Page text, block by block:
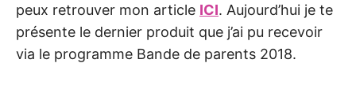
peux retrouver mon article ICI. Aujourd’hui je te
présente le dernier produit que j’ai pu recevoir
via le programme Bande de parents 2018.